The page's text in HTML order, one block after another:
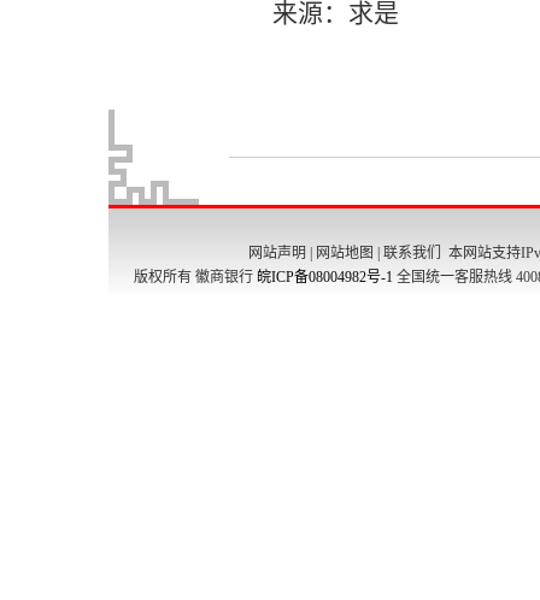
网站声明 网站地图 联系我们
本网站支持
版权所有 徽商银行 皖ICP备08004982号-1 全国统一客服热线